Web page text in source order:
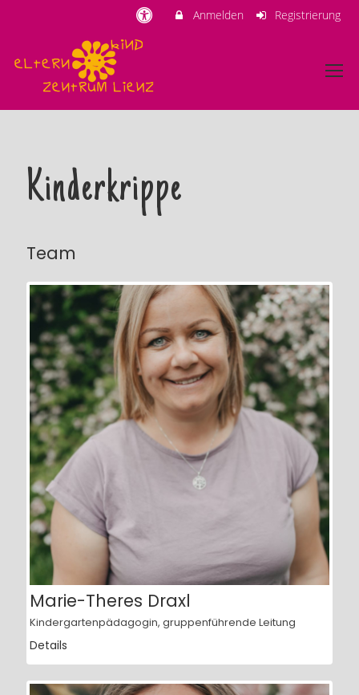
Anmelden Registrierung
Kinderkrippe
Team
Marie-Theres Draxl
Kindergartenpädagogin, gruppenführende Leitung
Details